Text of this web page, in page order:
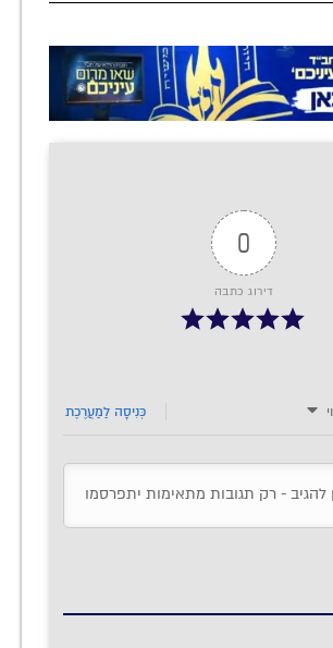
0
דירוג כתבה
כְּנִיסָה לַמַעֲרֶכֶת